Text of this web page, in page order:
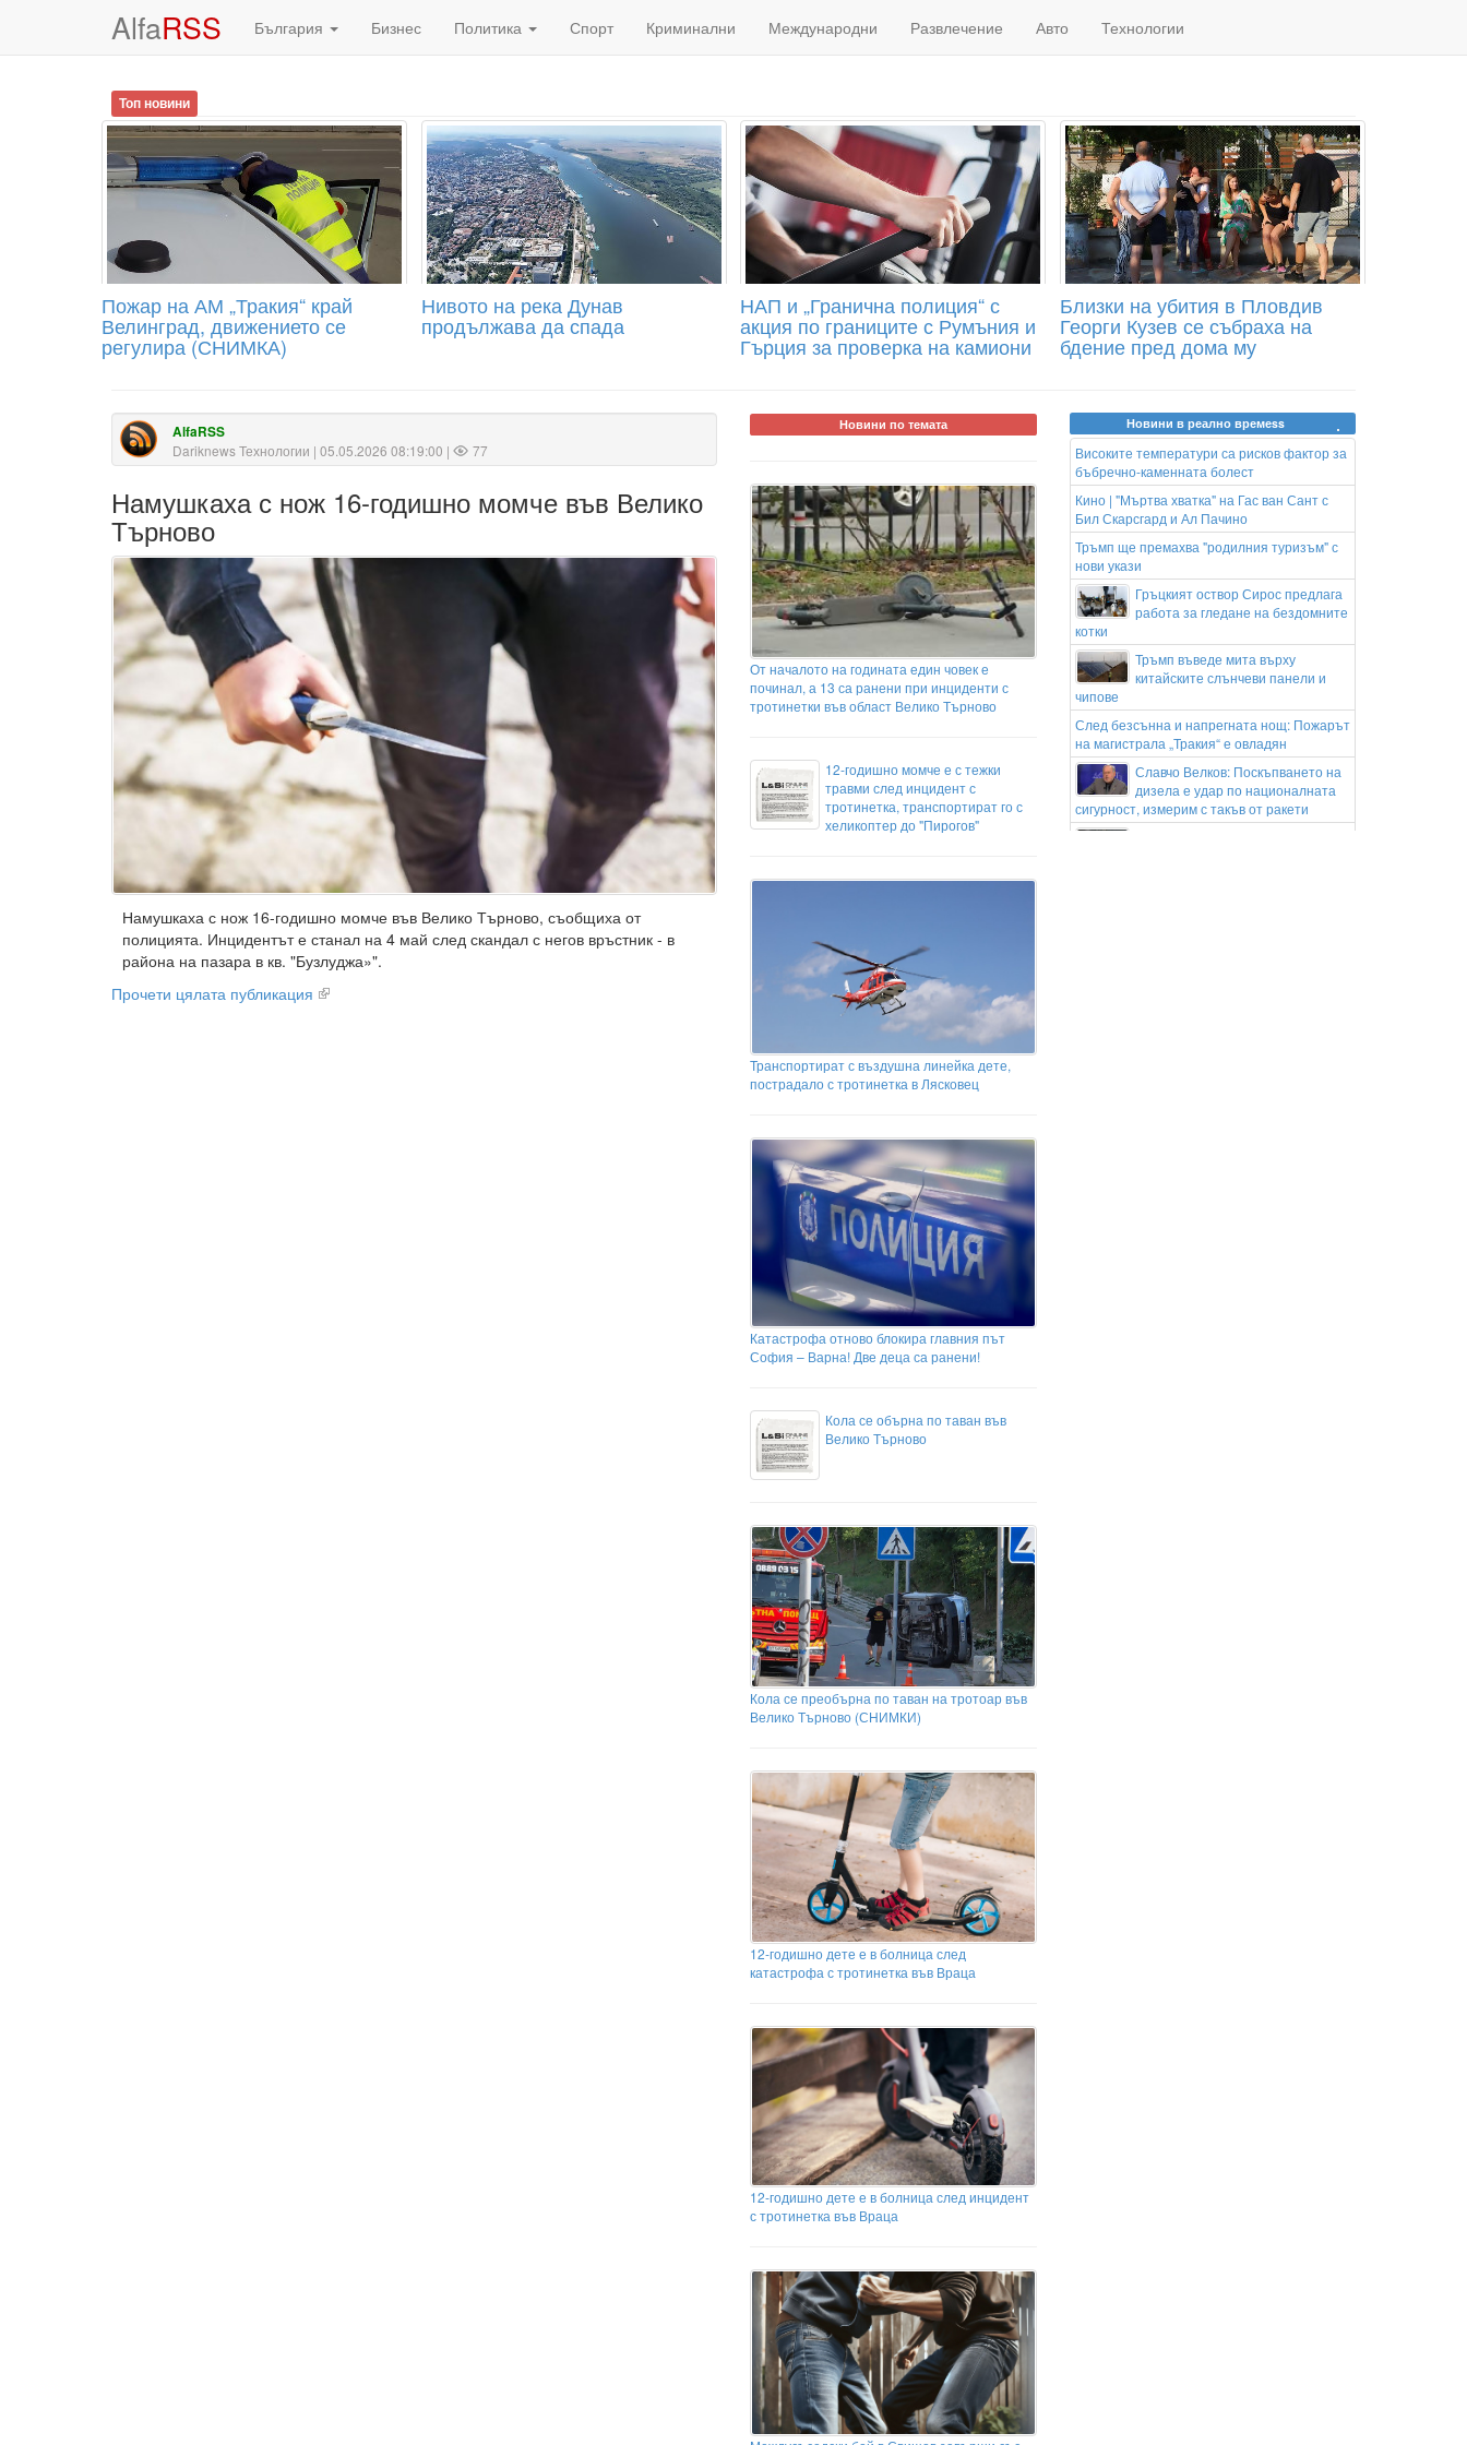
AlfaRSS България Бизнес Политика Спорт Криминални Международни Развлечение Авто Технологии
Топ новини
Пожар на АМ „Тракия“ край
Велинград, движението се
регулира (СНИМКА)
Нивото на река Дунав
продължава да спада
НАП и „Гранична полиция“ с
акция по границите с Румъния и
Гърция за проверка на камиони
Близки на убития в Пловдив
Георги Кузев се събраха на
бдение пред дома му
AlfaRSS
Dariknews Технологии | 05.05.2026 08:19:00 | 77
Намушкаха с нож 16-годишно момче във Велико
Търново
Намушкаха с нож 16-годишно момче във Велико Търново, съобщиха от
полицията. Инцидентът е станал на 4 май след скандал с негов връстник - в
района на пазара в кв. "Бузлуджа»".
Прочети цялата публикация
Новини по темата
От началото на годината един човек е
починал, а 13 са ранени при инциденти с
тротинетки във област Велико Търново
12-годишно момче е с тежки
травми след инцидент с
тротинетка, транспортират го с
хеликоптер до "Пирогов"
Транспортират с въздушна линейка дете,
пострадало с тротинетка в Лясковец
Катастрофа отново блокира главния път
София – Варна! Две деца са ранени!
Кола се обърна по таван във
Велико Търново
Кола се преобърна по таван на тротоар във
Велико Търново (СНИМКИ)
12-годишно дете е в болница след
катастрофа с тротинетка във Враца
12-годишно дете е в болница след инцидент
с тротинетка във Враца
Новини в реално времеss
Високите температури са рисков фактор за
бъбречно-каменната болест
Кино | "Мъртва хватка" на Гас ван Сант с
Бил Скарсгард и Ал Пачино
Тръмп ще премахва "родилния туризъм" с
нови укази
Гръцкият оствор Сирос предлага
работа за гледане на бездомните
котки
Тръмп въведе мита върху
китайските слънчеви панели и
чипове
След безсънна и напрегната нощ: Пожарът
на магистрала „Тракия“ е овладян
Славчо Велков: Поскъпването на
дизела е удар по националната
сигурност, измерим с такъв от ракети